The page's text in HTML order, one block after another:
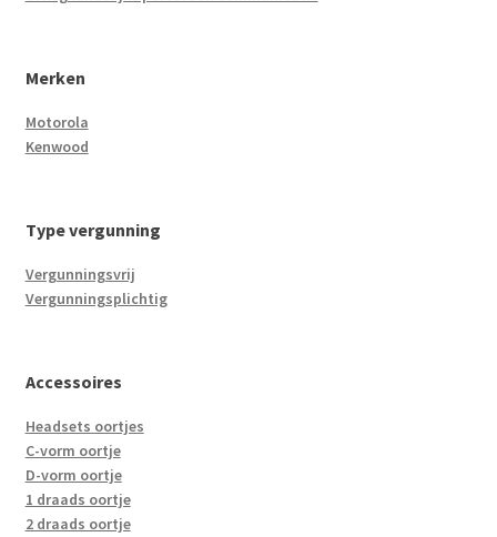
Merken
Motorola
Kenwood
Type vergunning
Vergunningsvrij
Vergunningsplichtig
Accessoires
Headsets oortjes
C-vorm oortje
D-vorm oortje
1 draads oortje
2 draads oortje